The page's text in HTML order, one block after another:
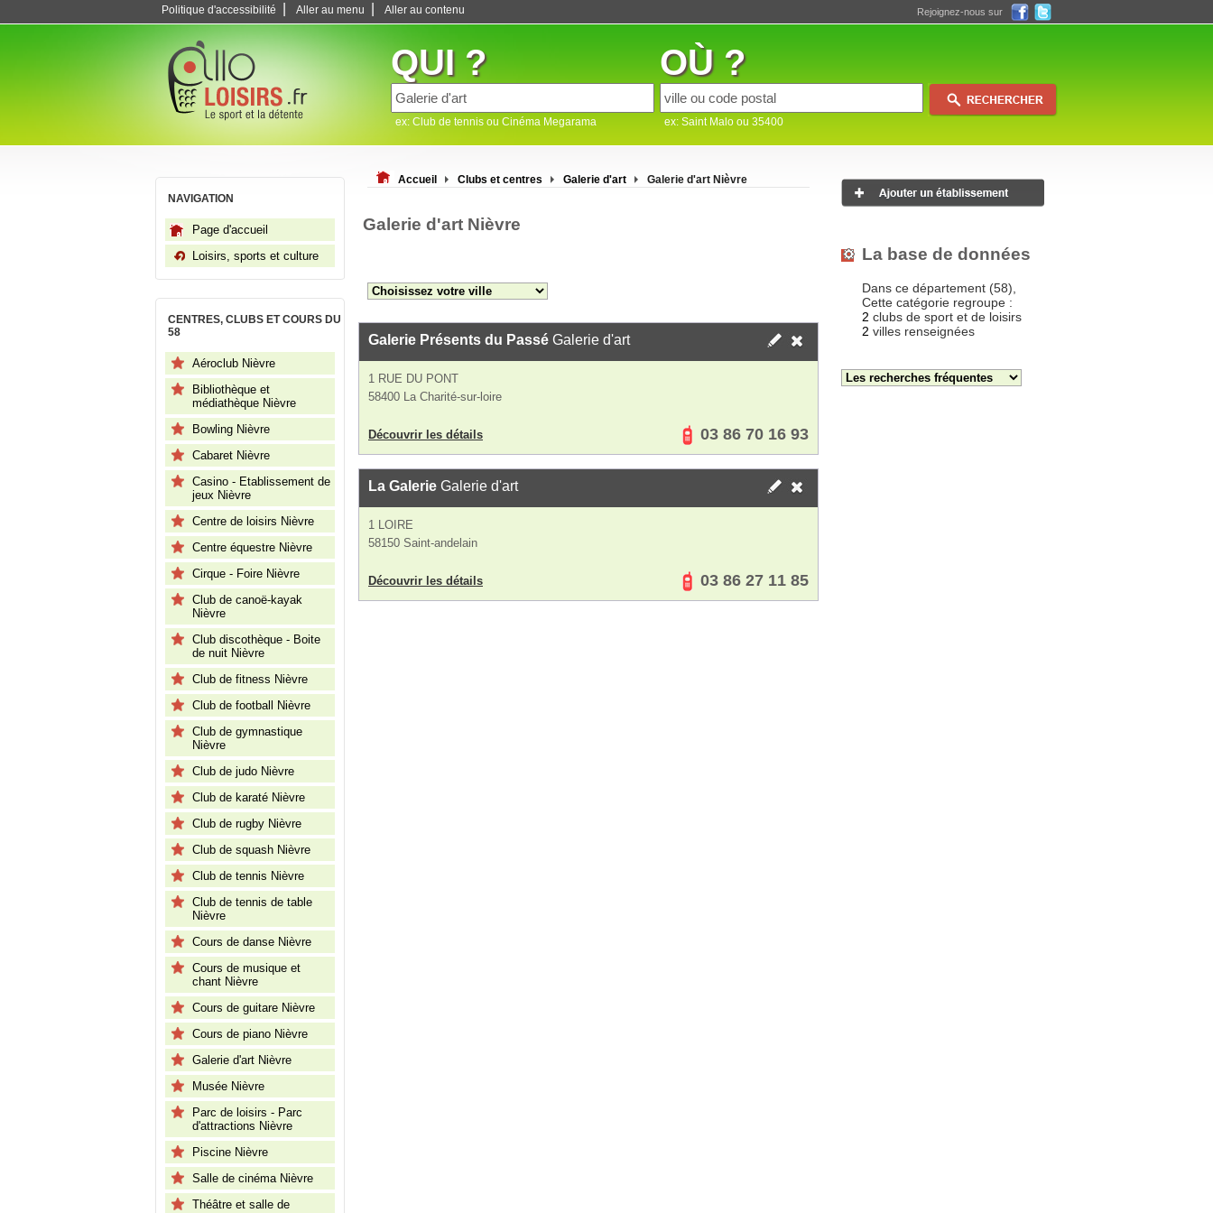
Politique d'accessibilité Aller au menu Aller au contenu Rejoignez-nous sur
QUI ?
ex: Club de tennis ou Cinéma Megarama
OÙ ?
ex: Saint Malo ou 35400
NAVIGATION
Page d'accueil
Loisirs, sports et culture
CENTRES, CLUBS ET COURS DU
58
Aéroclub Nièvre
Bibliothèque et
médiathèque Nièvre
Bowling Nièvre
Cabaret Nièvre
Casino - Etablissement de
jeux Nièvre
Centre de loisirs Nièvre
Centre équestre Nièvre
Cirque - Foire Nièvre
Club de canoë-kayak
Nièvre
Club discothèque - Boite
de nuit Nièvre
Club de fitness Nièvre
Club de football Nièvre
Club de gymnastique
Nièvre
Club de judo Nièvre
Club de karaté Nièvre
Club de rugby Nièvre
Club de squash Nièvre
Club de tennis Nièvre
Club de tennis de table
Nièvre
Cours de danse Nièvre
Cours de musique et
chant Nièvre
Cours de guitare Nièvre
Cours de piano Nièvre
Galerie d'art Nièvre
Musée Nièvre
Parc de loisirs - Parc
d'attractions Nièvre
Piscine Nièvre
Salle de cinéma Nièvre
Théâtre et salle de
Accueil Clubs et centres Galerie d'art Galerie d'art Nièvre
Galerie d'art Nièvre
Galerie Présents du Passé Galerie d'art
1 RUE DU PONT
58400 La Charité-sur-loire
Découvrir les détails 03 86 70 16 93
La Galerie Galerie d'art
1 LOIRE
58150 Saint-andelain
Découvrir les détails 03 86 27 11 85
La base de données
Dans ce département (58),
Cette catégorie regroupe :
2 clubs de sport et de loisirs
2 villes renseignées